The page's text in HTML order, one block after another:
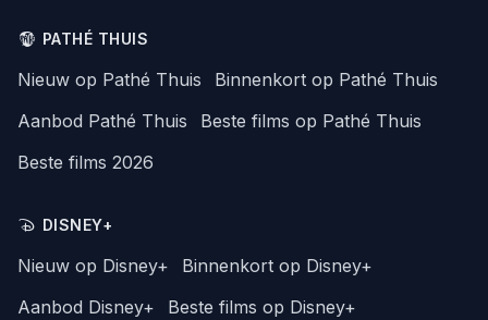
PATHÉ THUIS
Nieuw op Pathé Thuis
Binnenkort op Pathé Thuis
Aanbod Pathé Thuis
Beste films op Pathé Thuis
Beste films 2026
DISNEY+
Nieuw op Disney+
Binnenkort op Disney+
Aanbod Disney+
Beste films op Disney+